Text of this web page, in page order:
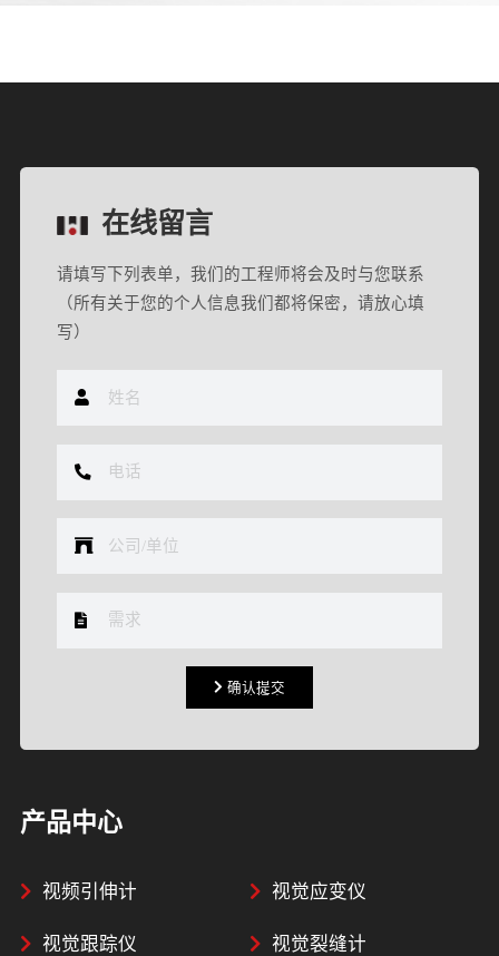
在线留言
请填写下列表单，我们的工程师将会及时与您联系
（所有关于您的个人信息我们都将保密，请放心填
写）
确认提交
产品中心
视频引伸计 视觉应变仪
视觉跟踪仪 视觉裂缝计